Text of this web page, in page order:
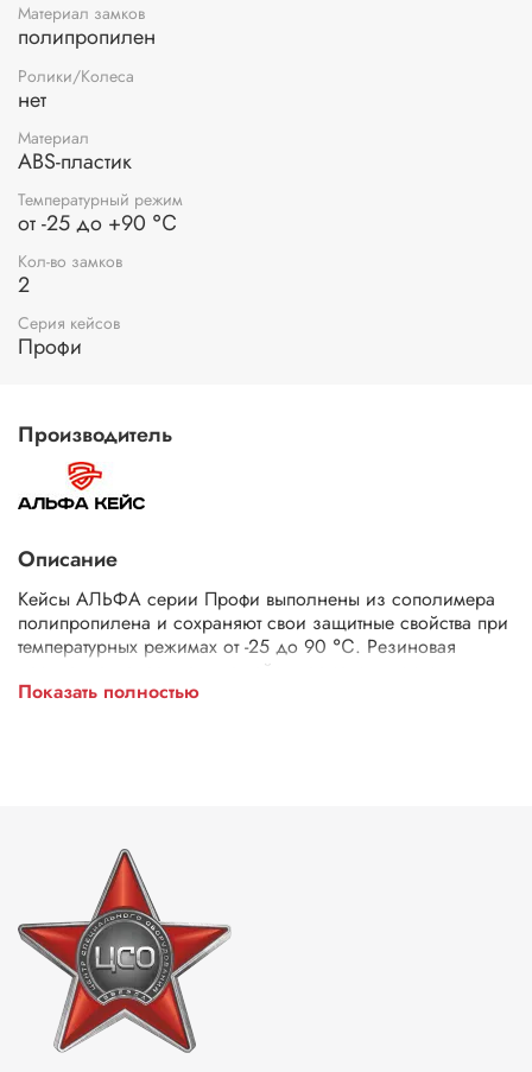
Материал замков
полипропилен
Ролики/Колеса
нет
Материал
ABS-пластик
Температурный режим
от -25 до +90 ℃
Кол-во замков
2
Серия кейсов
Профи
Производитель
Описание
Кейсы АЛЬФА серии Профи выполнены из сополимера
полипропилена и сохраняют свои защитные свойства при
температурных режимах от -25 до 90 ℃. Резиновая
прокладка делает данные кейсы герметичными и
водонепроницаемыми. На всех моделях имеется клапан
Показать полностью